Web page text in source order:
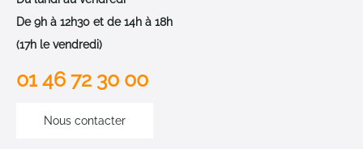
De 9h à 12h30 et de 14h à 18h
(17h le vendredi)
01 46 72 30 00
Nous contacter